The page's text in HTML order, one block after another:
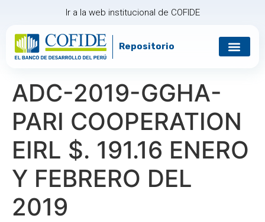
Ir a la web institucional de COFIDE
Repositorio
ADC-2019-GGHA-
PARI COOPERATION
EIRL $. 191.16 ENERO
Y FEBRERO DEL
2019